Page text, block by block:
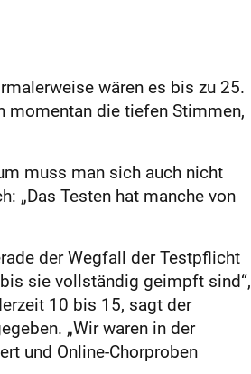
wären es bis zu 25.
momentan die tiefen Stimmen,
muss man sich auch nicht
„Das Testen hat manche von
der Wegfall der Testpflicht
sie vollständig geimpft sind“,
10 bis 15, sagt der
„Wir waren in der
und Online-Chorproben